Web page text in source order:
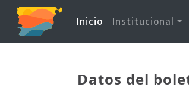
Inicio (current)
Institucional
Datos del